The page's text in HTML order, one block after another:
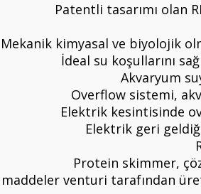
Patentli tasarımı olan
Mekanik kimyasal ve biyolojik
İdeal su koşullarını
Akvaryum
Overflow sistemi,
Elektrik kesintisinde
Elektrik geri
Protein skimmer,
maddeler venturi tarafından